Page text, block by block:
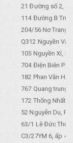
21 Đường số 2,
114 Đường B
204/56 Nơ Trang
Q312 Nguyền
105 Nguyền Xí,
704 Điện Biên
182 Phan Văn
767 Quang trung,
172 Thống Nhất.
52 Nguyễn Du,
63/1 Lê Đức Thọ,
C3/27YM 6, ấp 4,